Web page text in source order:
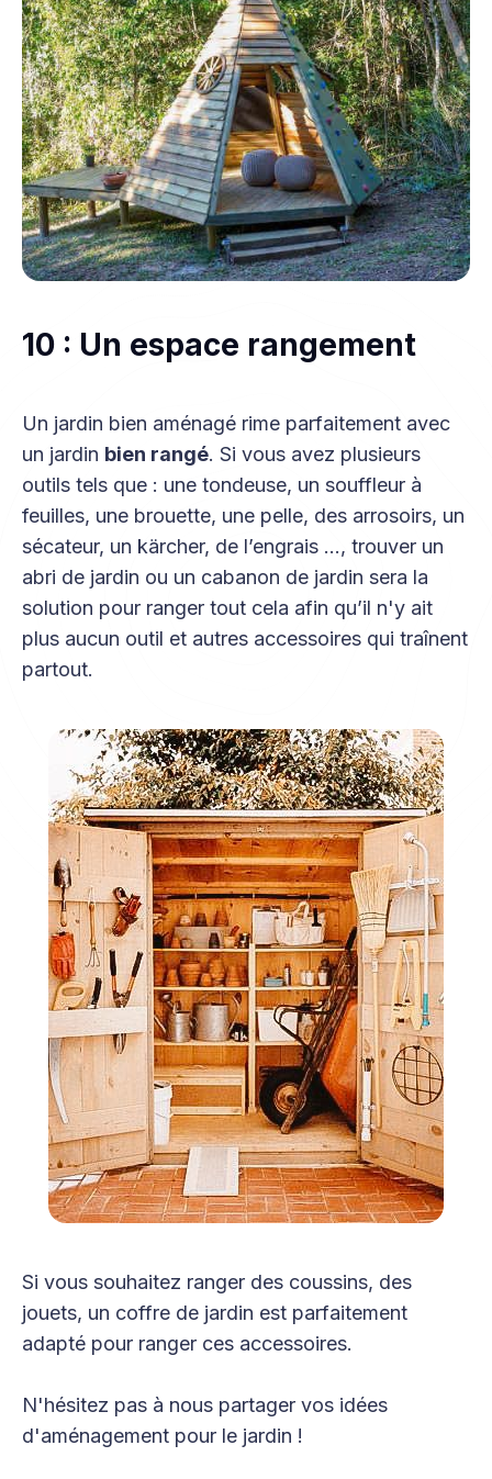
10 : Un espace rangement
Un jardin bien aménagé rime parfaitement avec
un jardin bien rangé. Si vous avez plusieurs
outils tels que : une tondeuse, un souffleur à
feuilles, une brouette, une pelle, des arrosoirs, un
sécateur, un kärcher, de l’engrais …, trouver un
abri de jardin ou un cabanon de jardin sera la
solution pour ranger tout cela afin qu’il n'y ait
plus aucun outil et autres accessoires qui traînent
partout.
Si vous souhaitez ranger des coussins, des
jouets, un coffre de jardin est parfaitement
adapté pour ranger ces accessoires.
N'hésitez pas à nous partager vos idées
d'aménagement pour le jardin !